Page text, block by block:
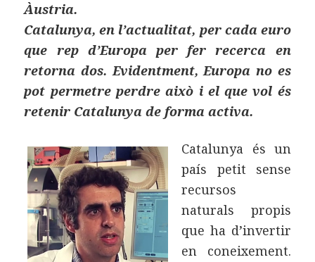
Àustria.
Catalunya, en l’actualitat, per cada euro
que rep d’Europa per fer recerca en
retorna dos. Evidentment, Europa no es
pot permetre perdre això i el que vol és
retenir Catalunya de forma activa.
Catalunya és un
país petit sense
recursos
naturals propis
que ha d’invertir
en coneixement.